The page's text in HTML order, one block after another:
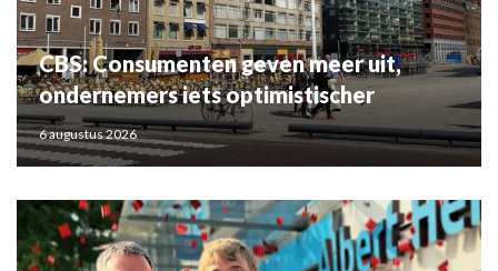
CBS: Consumenten geven meer uit,
ondernemers iets optimistischer
6 augustus 2026